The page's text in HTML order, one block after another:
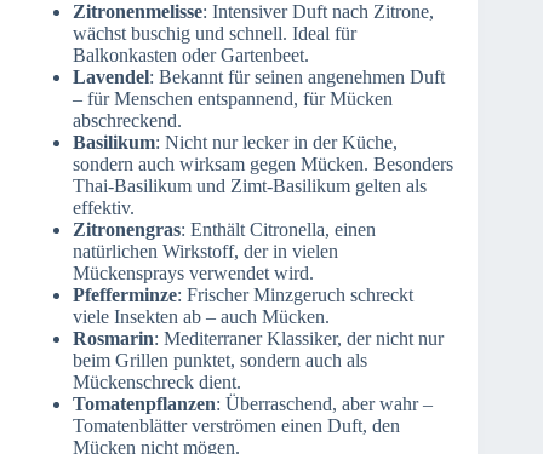
Zitronenmelisse: Intensiver Duft nach Zitrone,
wächst buschig und schnell. Ideal für
Balkonkasten oder Gartenbeet.
Lavendel: Bekannt für seinen angenehmen Duft
– für Menschen entspannend, für Mücken
abschreckend.
Basilikum: Nicht nur lecker in der Küche,
sondern auch wirksam gegen Mücken. Besonders
Thai-Basilikum und Zimt-Basilikum gelten als
effektiv.
Zitronengras: Enthält Citronella, einen
natürlichen Wirkstoff, der in vielen
Mückensprays verwendet wird.
Pfefferminze: Frischer Minzgeruch schreckt
viele Insekten ab – auch Mücken.
Rosmarin: Mediterraner Klassiker, der nicht nur
beim Grillen punktet, sondern auch als
Mückenschreck dient.
Tomatenpflanzen: Überraschend, aber wahr –
Tomatenblätter verströmen einen Duft, den
Mücken nicht mögen.